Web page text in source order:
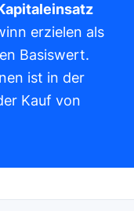
erzielen als
Basiswert.
ist in der
Kauf von